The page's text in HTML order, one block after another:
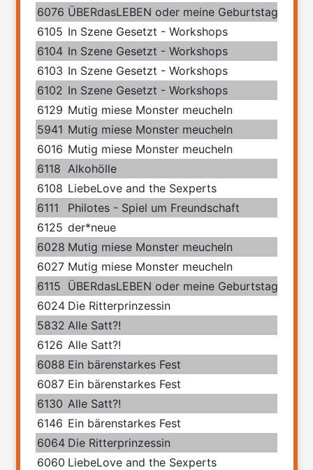
6076 ÜBERdasLEBEN oder meine Geburtstage mit
6105 In Szene Gesetzt - Workshops
6104 In Szene Gesetzt - Workshops
6103 In Szene Gesetzt - Workshops
6102 In Szene Gesetzt - Workshops
6129 Mutig miese Monster meucheln
5941 Mutig miese Monster meucheln
6016 Mutig miese Monster meucheln
6118 Alkohölle
6108 LiebeLove and the Sexperts
6111
Philotes - Spiel um Freundschaft
6125 der*neue
6028 Mutig miese Monster meucheln
6027 Mutig miese Monster meucheln
6115 ÜBERdasLEBEN oder meine Geburtstage mit
6024 Die Ritterprinzessin
5832 Alle Satt?!
6126 Alle Satt?!
6088 Ein bärenstarkes Fest
6087 Ein bärenstarkes Fest
6130 Alle Satt?!
6146 Ein bärenstarkes Fest
6064 Die Ritterprinzessin
6060 LiebeLove and the Sexperts